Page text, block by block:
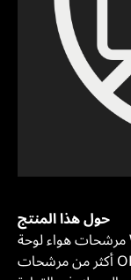
حول هذا المنتج
مرشحات هواء لوحة WIX Premium تحتوي على وسائط ترشيح
أكثر من مرشحات OES. ختم البولي يوريثان عالي المقاومة للتمزق